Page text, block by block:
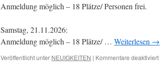
Anmeldung möglich – 18 Plätze/ Personen frei.
Samstag, 21.11.2026:
Anmeldung möglich – 18 Plätze/ … Weiterlesen →
Veröffentlicht unter NEUIGKEITEN | Kommentare deaktiviert